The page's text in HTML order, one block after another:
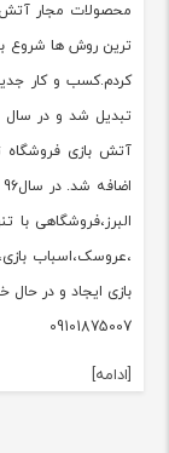
محصولات مجار آتش
ترین روش ها شروع
آتش بازی فروشگاه
البرز،فروشگاهی
،عروسک،اسباب
بازی ایجاد و در
09101875007
[ادامه]